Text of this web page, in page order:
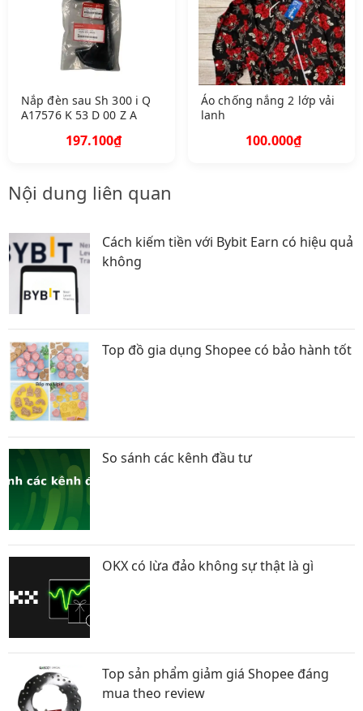
Nắp đèn sau Sh 300 i Q
A17576 K 53 D 00 Z A
197.100₫
Áo chống nắng 2 lớp vải
lanh
100.000₫
Nội dung liên quan
Cách kiếm tiền với Bybit Earn có hiệu quả
không
Top đồ gia dụng Shopee có bảo hành tốt
So sánh các kênh đầu tư
OKX có lừa đảo không sự thật là gì
Top sản phẩm giảm giá Shopee đáng
mua theo review